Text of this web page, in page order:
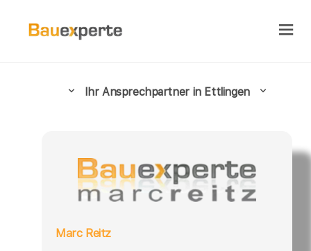
Ihr Ansprechpartner in Ettlingen
Marc Reitz